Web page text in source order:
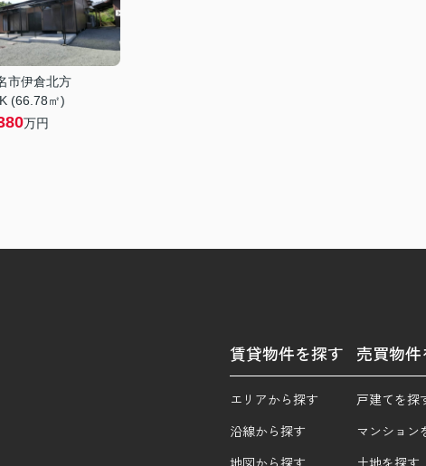
市伊倉北方
(66.78㎡)
万円
賃貸物件を探す
エリアから探す
沿線から探す
地図から探す
売買物
戸建てを探
マンション
土地を探す